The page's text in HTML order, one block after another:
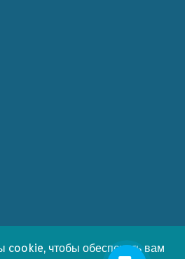
чтобы обеспечить вам
чтобы обеспечить вам